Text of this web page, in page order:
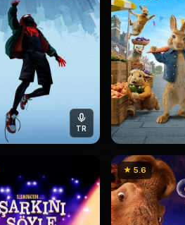
TR
★ 5.6